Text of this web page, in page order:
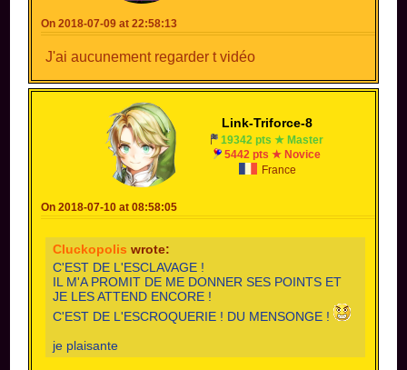
On 2018-07-09 at 22:58:13
J'ai aucunement regarder t vidéo
Link-Triforce-8
19342 pts ★ Master
5442 pts ★ Novice
France
On 2018-07-10 at 08:58:05
Cluckopolis wrote:
C'EST DE L'ESCLAVAGE !
IL M'A PROMIT DE ME DONNER SES POINTS ET
JE LES ATTEND ENCORE !
C'EST DE L'ESCROQUERIE ! DU MENSONGE !
je plaisante